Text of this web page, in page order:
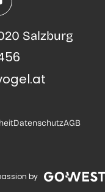
Salzburg
DatenschutzAGB
by